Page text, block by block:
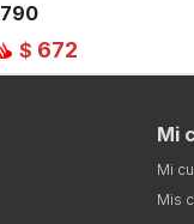
790
$ 672
Mi
Mi
Mis